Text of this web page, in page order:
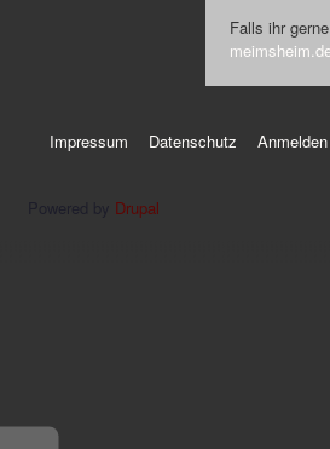
Falls ihr
Impressum Datenschutz Anmelden
Drupal